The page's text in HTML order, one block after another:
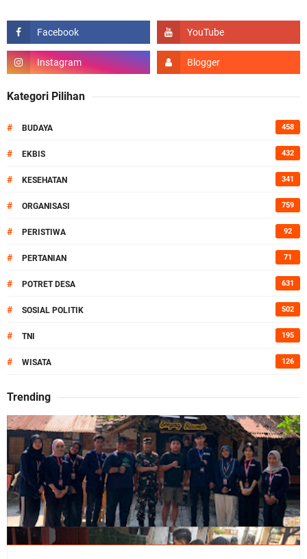
Kategori Pilihan
# BUDAYA 458
# EKBIS 432
# KESEHATAN 341
# ORGANISASI 759
# PERISTIWA 92
# PERTANIAN 71
# POTRET DESA 631
# SOSIAL POLITIK 502
# TNI 195
# WISATA 126
Trending